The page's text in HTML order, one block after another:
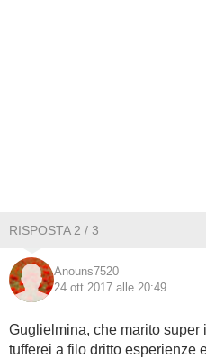
RISPOSTA 2 / 3
Anouns7520
24 ott 2017 alle 20:49
Guglielmina, che marito super
tufferei a filo dritto esperienze